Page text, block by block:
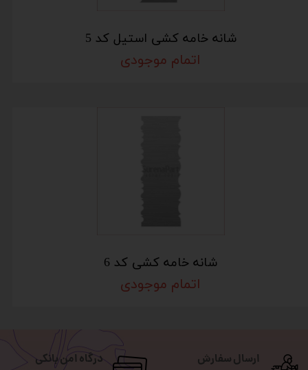
شانه خامه کشی استیل کد 5
اتمام موجودی
شانه خامه کشی کد 6
اتمام موجودی
ارسال سفارش درگاه امن بانکی